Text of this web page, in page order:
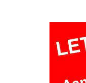
*Profiel
*Gratis